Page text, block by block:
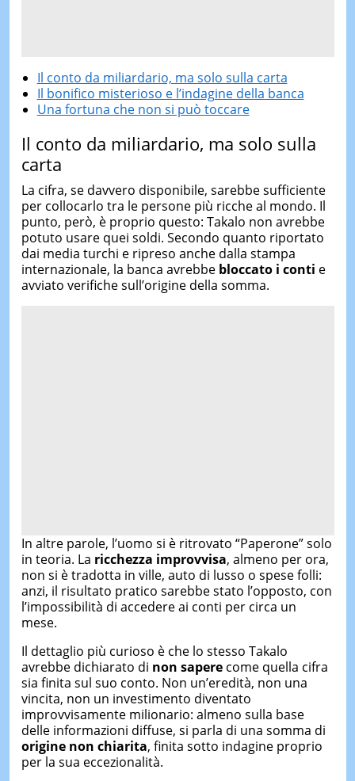
Il conto da miliardario, ma solo sulla carta
Il bonifico misterioso e l’indagine della banca
Una fortuna che non si può toccare
Il conto da miliardario, ma solo sulla
carta
La cifra, se davvero disponibile, sarebbe sufficiente
per collocarlo tra le persone più ricche al mondo. Il
punto, però, è proprio questo: Takalo non avrebbe
potuto usare quei soldi. Secondo quanto riportato
dai media turchi e ripreso anche dalla stampa
internazionale, la banca avrebbe bloccato i conti e
avviato verifiche sull’origine della somma.
In altre parole, l’uomo si è ritrovato “Paperone” solo
in teoria. La ricchezza improvvisa, almeno per ora,
non si è tradotta in ville, auto di lusso o spese folli:
anzi, il risultato pratico sarebbe stato l’opposto, con
l’impossibilità di accedere ai conti per circa un
mese.
Il dettaglio più curioso è che lo stesso Takalo
avrebbe dichiarato di non saperecome quella cifra
sia finita sul suo conto. Non un’eredità, non una
vincita, non un investimento diventato
improvvisamente milionario: almeno sulla base
delle informazioni diffuse, si parla di una somma di
origine non chiarita, finita sotto indagine proprio
per la sua eccezionalità.